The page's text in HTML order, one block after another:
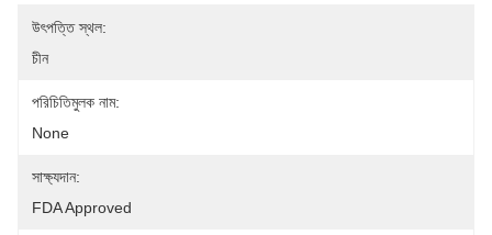
উৎপত্তি স্থল:
চীন
পরিচিতিমুলক নাম:
None
সাক্ষ্যদান:
FDA Approved